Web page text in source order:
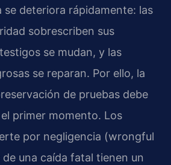
se deteriora rápidamente: las
sobrescriben sus
se mudan, y las
se reparan. Por ello, la
de pruebas debe
primer momento. Los
por negligencia (wrongful
una caída fatal tienen un